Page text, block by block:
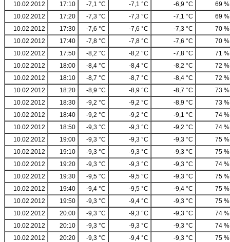
10.02.2012
17:10 -7,1 °C -7,1 °C -6,9 °C
69 %
10.02.2012
17:20 -7,3 °C -7,3 °C -7,1 °C
69 %
10.02.2012
17:30 -7,6 °C -7,6 °C -7,3 °C
70 %
10.02.2012
17:40 -7,8 °C -7,8 °C -7,6 °C
70 %
10.02.2012
17:50 -8,2 °C -8,2 °C -7,8 °C
71 %
10.02.2012
18:00 -8,4 °C -8,4 °C -8,2 °C
72 %
10.02.2012
18:10 -8,7 °C -8,7 °C -8,4 °C
72 %
10.02.2012
18:20 -8,9 °C -8,9 °C -8,7 °C
73 %
10.02.2012
18:30 -9,2 °C -9,2 °C -8,9 °C
73 %
10.02.2012
18:40 -9,2 °C -9,2 °C -9,1 °C
74 %
10.02.2012
18:50 -9,3 °C -9,3 °C -9,2 °C
74 %
10.02.2012
19:00 -9,3 °C -9,3 °C -9,3 °C
75 %
10.02.2012
19:10 -9,3 °C -9,3 °C -9,3 °C
75 %
10.02.2012
19:20 -9,3 °C -9,3 °C -9,3 °C
74 %
10.02.2012
19:30 -9,5 °C -9,5 °C -9,3 °C
75 %
10.02.2012
19:40 -9,4 °C -9,5 °C -9,4 °C
75 %
10.02.2012
19:50 -9,3 °C -9,4 °C -9,3 °C
75 %
10.02.2012
20:00 -9,3 °C -9,3 °C -9,3 °C
74 %
10.02.2012
20:10 -9,3 °C -9,3 °C -9,3 °C
74 %
10.02.2012
20:20 -9,3 °C -9,4 °C -9,3 °C
75 %